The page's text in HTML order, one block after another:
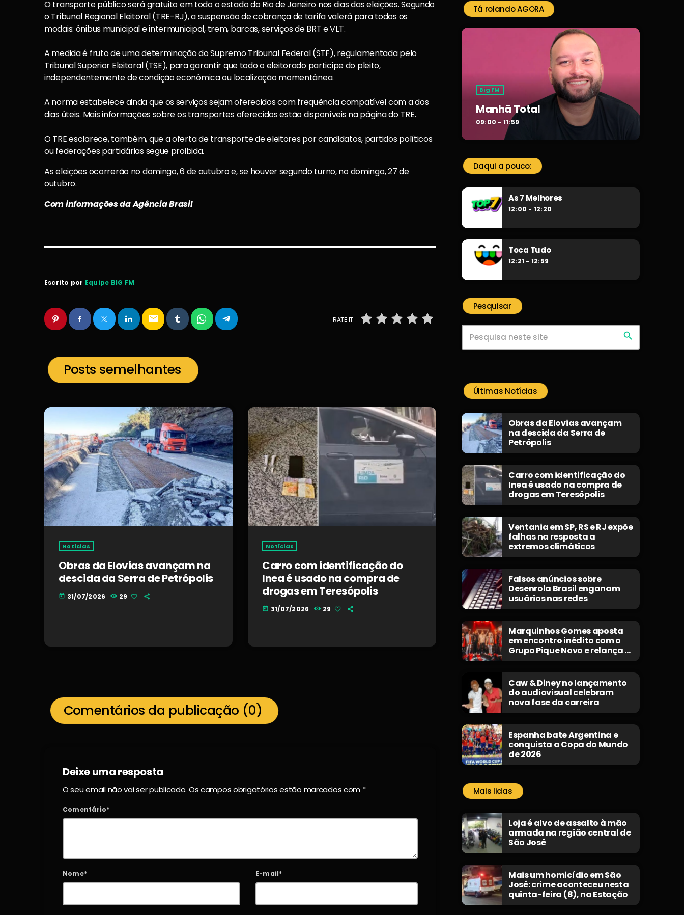
O transporte público será gratuito em todo o estado do Rio de Janeiro nos dias das eleições. Segundo
o Tribunal Regional Eleitoral (TRE-RJ), a suspensão de cobrança de tarifa valerá para todos os
modais: ônibus municipal e intermunicipal, trem, barcas, serviços de BRT e VLT.
A medida é fruto de uma determinação do Supremo Tribunal Federal (STF), regulamentada pelo
Tribunal Superior Eleitoral (TSE), para garantir que todo o eleitorado participe do pleito,
independentemente de condição econômica ou localização momentânea.
A norma estabelece ainda que os serviços sejam oferecidos com frequência compatível com a dos
dias úteis. Mais informações sobre os transportes oferecidos estão disponíveis na página do TRE.
O TRE esclarece, também, que a oferta de transporte de eleitores por candidatos, partidos políticos
ou federações partidárias segue proibida.
As eleições ocorrerão no domingo, 6 de outubro e, se houver segundo turno, no domingo, 27 de
outubro.
Com informações da Agência Brasil
Escrito por Equipe BIG FM
email RATE IT
Posts semelhantes
Notícias
Obras da Elovias avançam na
descida da Serra de Petrópolis
today 31/07/2026 29
Notícias
Carro com identificação do
Inea é usado na compra de
drogas em Teresópolis
today 31/07/2026 29
Comentários da publicação (0)
Deixe uma resposta
O seu email não vai ser publicado. Os campos obrigatórios estão marcados com *
Comentário*
Nome* E-mail*
Tá rolando AGORA
Big FM
Manhã Total
09:00 - 11:59
Daqui a pouco:
As 7 Melhores
12:00 - 12:20
Toca Tudo
12:21 - 12:59
Pesquisar
search
Últimas Notícias
Obras da Elovias avançam
na descida da Serra de
Petrópolis
Carro com identificação do
Inea é usado na compra de
drogas em Teresópolis
Ventania em SP, RS e RJ expõe
falhas na resposta a
extremos climáticos
Falsos anúncios sobre
Desenrola Brasil enganam
usuários nas redes
Marquinhos Gomes aposta
em encontro inédito com o
Grupo Pique Novo e relança o
clássico “Não Morrerei”
Caw & Diney no lançamento
do audiovisual celebram
nova fase da carreira
Espanha bate Argentina e
conquista a Copa do Mundo
de 2026
Mais lidas
Loja é alvo de assalto à mão
armada na região central de
São José
Mais um homicídio em São
José: crime aconteceu nesta
quinta-feira (8), na Estação